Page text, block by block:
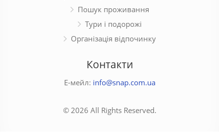
Пошук проживання
Тури і подорожі
Організація відпочинку
Контакти
Е-мейл: info@snap.com.ua
© 2026 All Rights Reserved.